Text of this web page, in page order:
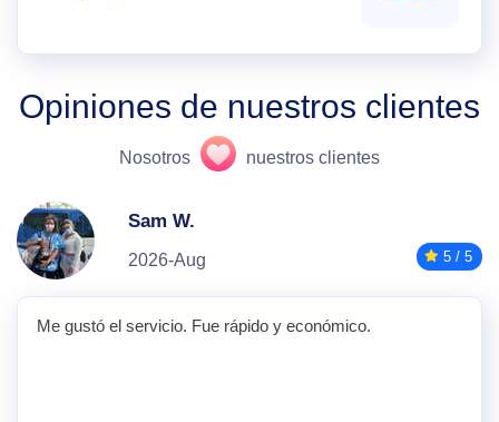
Opiniones de nuestros clientes
Nosotros nuestros clientes
Sam W.
2026-Aug 5 / 5
Me gustó el servicio. Fue rápido y económico.